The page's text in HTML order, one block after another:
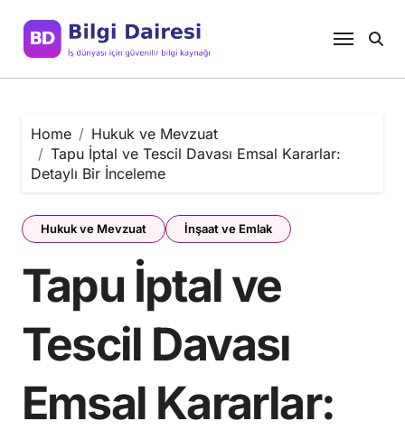
content
Home
Hukuk ve Mevzuat
Tapu İptal ve Tescil Davası Emsal Kararlar:
Detaylı Bir İnceleme
Hukuk ve Mevzuat İnşaat ve Emlak
Tapu İptal ve
Tescil Davası
Emsal Kararlar: